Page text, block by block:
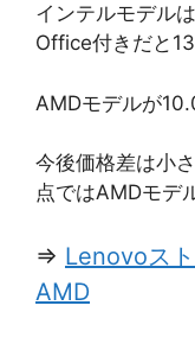
インテルモデル
Office付きだと
AMDモデルが
今後価格差は小
点ではAMDモデ
⇒ Lenovoス
AMD